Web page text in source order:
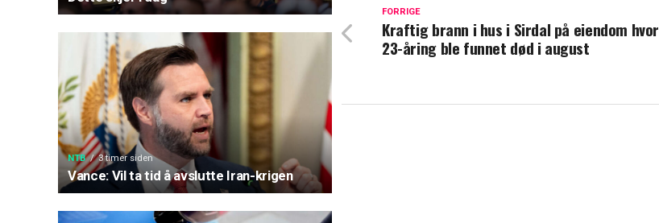
NTB 3 timer siden
Vance: Vil ta tid å avslutte Iran-krigen
FORRIGE
Kraftig brann i hus i Sirdal på eiendom hvor
23-åring ble funnet død i august